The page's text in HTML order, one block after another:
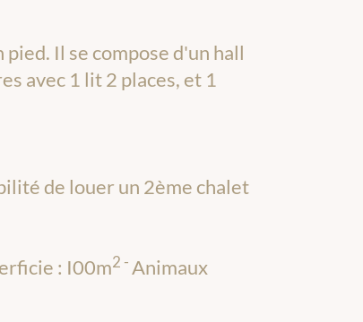
Il se compose d'un hall
avec 1 lit 2 places, et 1
de louer un 2ème chalet
: I00m2 - Animaux